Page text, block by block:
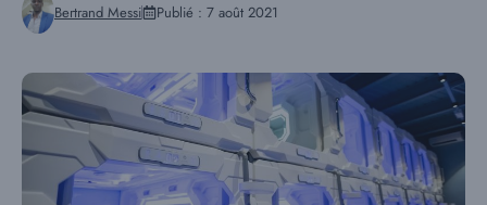
Bertrand Messi Publié : 7 août 2021